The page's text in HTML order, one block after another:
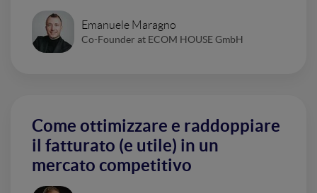
Emanuele Maragno
Co-Founder at ECOM HOUSE GmbH
Come ottimizzare e raddoppiare
il fatturato (e utile) in un
mercato competitivo